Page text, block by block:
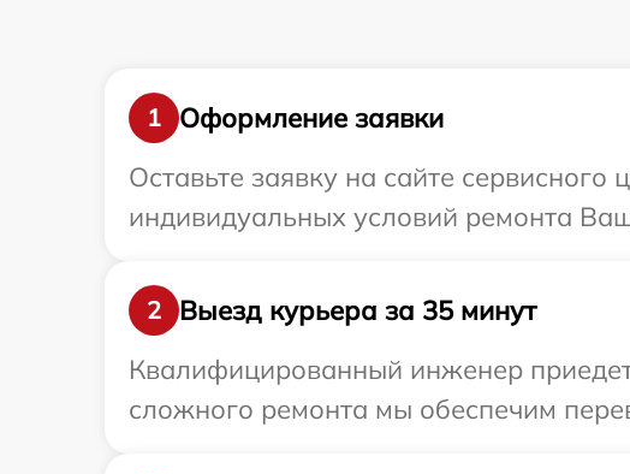
1
Оформление заявки
Оставьте заявку на сайте
индивидуальных условий ремонта
2
Выезд курьера за 35 минут
Квалифицированный инженер
сложного ремонта мы обеспечим